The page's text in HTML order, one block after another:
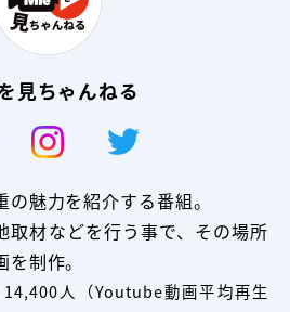
見ちゃんねる
魅⼒を紹介する番組。
取材などを⾏う事で、その場所
制作。
人（Youtube動画平均再⽣